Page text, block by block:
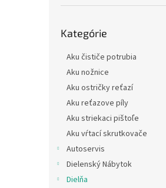
kategórie
Kategórie
Aku čističe potrubia
Aku nožnice
Aku ostričky reťazí
Aku reťazove píly
Aku striekaci pištoľe
Aku vŕtací skrutkovače
Autoservis
Dielenský Nábytok
Dielňa